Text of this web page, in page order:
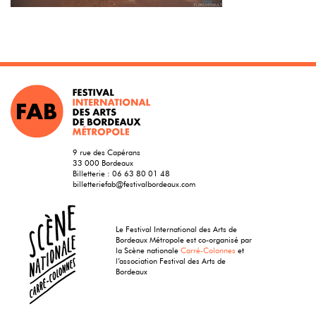
9 rue des Capérans
33 000 Bordeaux
Billetterie : 06 63 80 01 48
billetteriefab@festivalbordeaux.com
Le Festival International des Arts de
Bordeaux Métropole est co-organisé par
la Scène nationaleCarré-Colonnes et
l’association Festival des Arts de
Bordeaux